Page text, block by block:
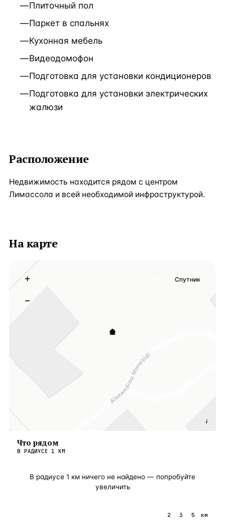
Плиточный пол
Паркет в спальнях
Кухонная мебель
Видеодомофон
Подготовка для установки кондиционеров
Подготовка для установки электрических
жалюзи
Расположение
Недвижимость находится рядом с центром
Лимассола и всей необходимой инфраструктурой.
На карте
i
+
−
Спутник
Что рядом
В РАДИУСЕ 1 КМ
В радиусе 1 км ничего не найдено — попробуйте
увеличить
2 3 5 км